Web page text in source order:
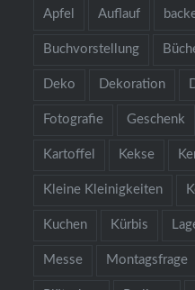
Apfel Auflauf
Buchvorstellung
Deko Dekoration
Fotografie Geschenk
Kartoffel Kekse
Kleine Kleinigkeiten
Kuchen Kürbis
Messe Montagsfrage